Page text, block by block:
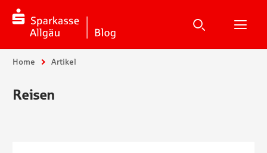
Suche
Suche
Sie sind hier:
Home Artikel
Reisen